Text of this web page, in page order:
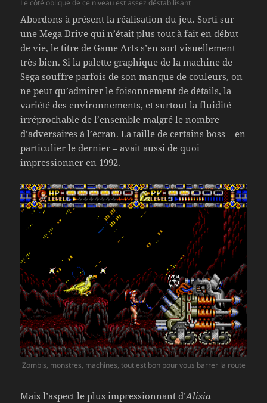
Le côté oblique de ce niveau est assez déstabilisant
Abordons à présent la réalisation du jeu. Sorti sur
une Mega Drive qui n’était plus tout à fait en début
de vie, le titre de Game Arts s’en sort visuellement
très bien. Si la palette graphique de la machine de
Sega souffre parfois de son manque de couleurs, on
ne peut qu’admirer le foisonnement de détails, la
variété des environnements, et surtout la fluidité
irréprochable de l’ensemble malgré le nombre
d’adversaires à l’écran. La taille de certains boss – en
particulier le dernier – avait aussi de quoi
impressionner en 1992.
Zombis, monstres, machines, tout est bon pour vous barrer la route
Mais l’aspect le plus impressionnant d’Alisia